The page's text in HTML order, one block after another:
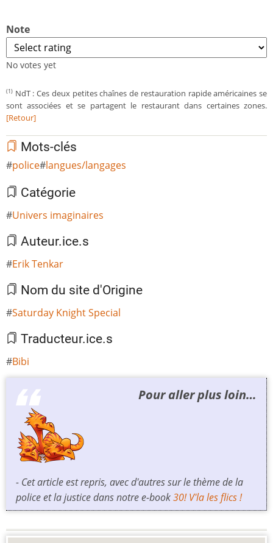
Note
No votes yet
(1) NdT : Ces deux petites chaînes de restauration rapide américaines se
sont associées et se partagent le restaurant dans certaines zones.
[Retour]
Mots-clés
police langues/langages
Catégorie
Univers imaginaires
Auteur.ice.s
Erik Tenkar
Nom du site d'Origine
Saturday Knight Special
Traducteur.ice.s
Bibi
Pour aller plus loin…
- Cet article est repris, avec d'autres sur le thème de la
police et la justice dans notre e-book30! V'la les flics !